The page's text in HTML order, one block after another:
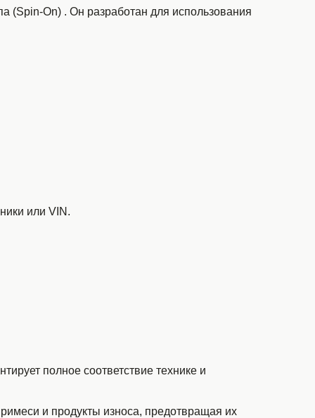
(Spin-On) . Он разработан для использования
или VIN.
полное соответствие технике и
и продукты износа, предотвращая их